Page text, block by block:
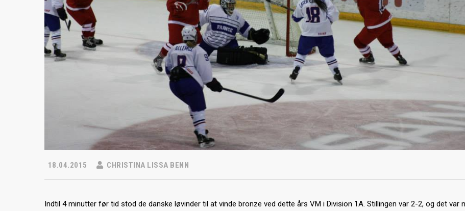
18.04.2015 CHRISTINA LISSA BENN
Indtil 4 minutter før tid stod de danske løvinder til at vinde bronze ved dette års VM i Division 1A. Stillingen var 2-2, og det var